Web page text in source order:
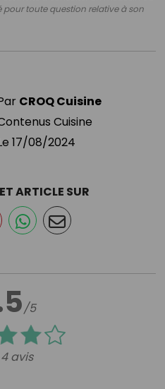
toute question relative à son
CROQ Cuisine
Cuisine
17/08/2024
/5
avis
ARTICLE SUR